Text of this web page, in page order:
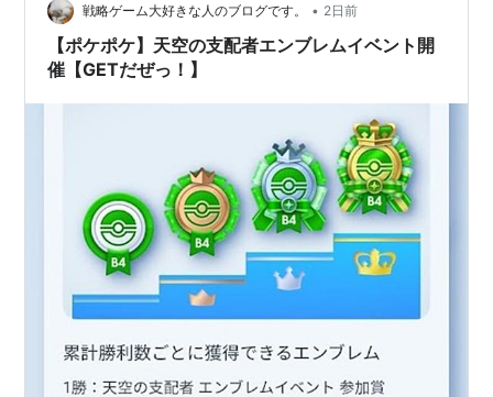
戦略ゲーム大好きな人のブログです。 • 2日前
【ポケポケ】天空の支配者エンブレムイベント開
催【GETだぜっ！】